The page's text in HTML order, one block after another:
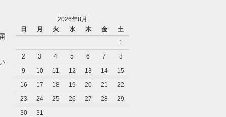
2026年8月
日
月 火 水 木 金
土
1
2
3 4 5 6 7
8
9
10 11 12 13 14
15
16
17 18 19 20 21
22
23
24 25 26 27 28
29
30
31